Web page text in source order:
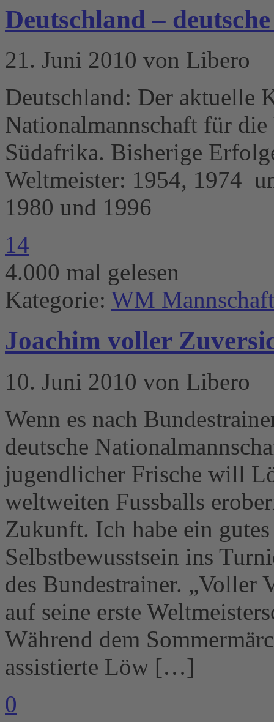
Deutschland –
21. Juni 2010 von Libero
Deutschland: Der aktuelle
Nationalmannschaft für
Südafrika. Bisherige
Weltmeister: 1954, 1974
1980 und 1996
14
4.000 mal gelesen
Kategorie: WM
Joachim voller
10. Juni 2010 von Libero
Wenn es nach
deutsche
jugendlicher Frische will
weltweiten Fussballs
Zukunft. Ich habe ein
Selbstbewusstsein ins
des Bundestrainer. „Voller
auf seine erste
Während dem
assistierte Löw […]
0